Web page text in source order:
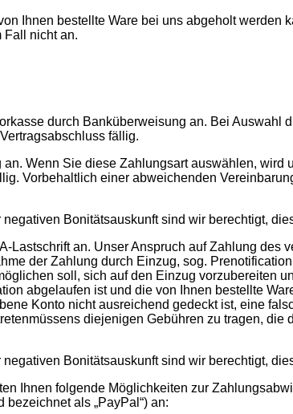
Ihnen bestellte Ware bei uns abgeholt werden
Fall nicht an.
durch Banküberweisung an. Bei
fällig.
Wenn Sie diese Zahlungsart auswählen,
Vorbehaltlich einer abweichenden
Bonitätsauskunft sind wir berechtigt,
Lastschrift an. Unser Anspruch auf Zahlung des
der Zahlung durch Einzug, sog.
soll, sich auf den Einzug vorzubereiten
abgelaufen ist und die von Ihnen bestellte
Konto nicht ausreichend gedeckt ist, eine
diejenigen Gebühren zu tragen,
Bonitätsauskunft sind wir berechtigt,
Ihnen folgende Möglichkeiten zur
als „PayPal“) an: